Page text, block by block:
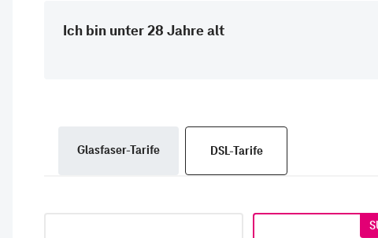
Ich bin unter 28 Jahre alt
Glasfaser-Tarife DSL-Tarife